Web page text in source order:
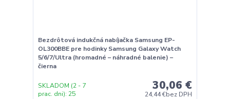
Bezdrôtová indukčná nabíjačka Samsung EP-
OL300BBE pre hodinky Samsung Galaxy Watch
5/6/7/Ultra (hromadné – náhradné balenie) –
čierna
30,06 €
24,44 €bez DPH
SKLADOM (2 - 7
prac. dni): 25